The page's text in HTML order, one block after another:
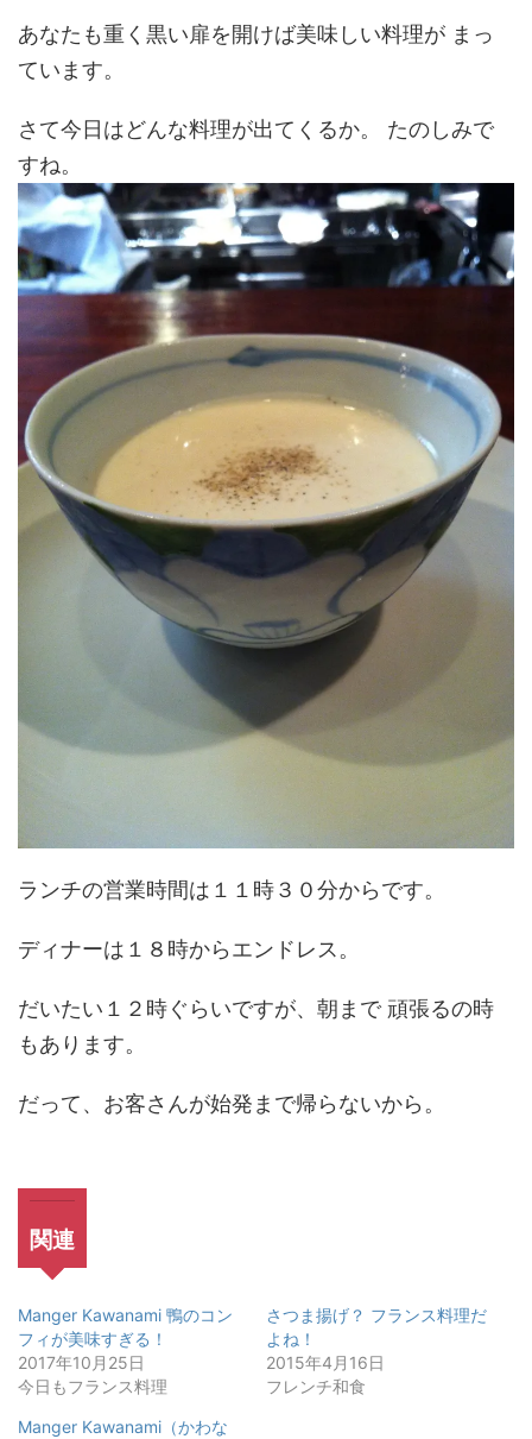
あなたも重く黒い扉を開けば美味しい料理が まっ
ています。
さて今日はどんな料理が出てくるか。 たのしみで
すね。
ランチの営業時間は１１時３０分からです。
ディナーは１８時からエンドレス。
だいたい１２時ぐらいですが、朝まで 頑張るの時
もあります。
だって、お客さんが始発まで帰らないから。
関連
Manger Kawanami 鴨のコン
フィが美味すぎる！
2017年10月25日
今日もフランス料理
さつま揚げ？ フランス料理だ
よね！
2015年4月16日
フレンチ和食
Manger Kawanami（かわな